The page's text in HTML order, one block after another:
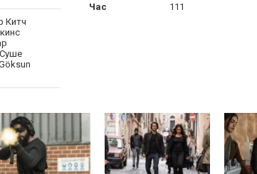
Китч
Час 111